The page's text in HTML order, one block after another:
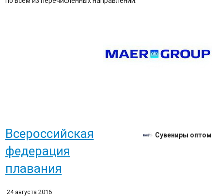
​Всероссийская
федерация
плавания
Сувениры оптом
24 августа 2016